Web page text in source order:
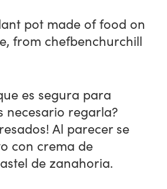
es segura para
necesario regarla?
Al parecer se
con crema de
de zanahoria.